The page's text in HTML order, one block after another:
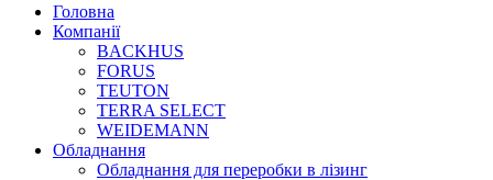
Головна
Компанії
BACKHUS
FORUS
TEUTON
TERRA SELECT
WEIDEMANN
Обладнання
Обладнання для переробки в лізинг